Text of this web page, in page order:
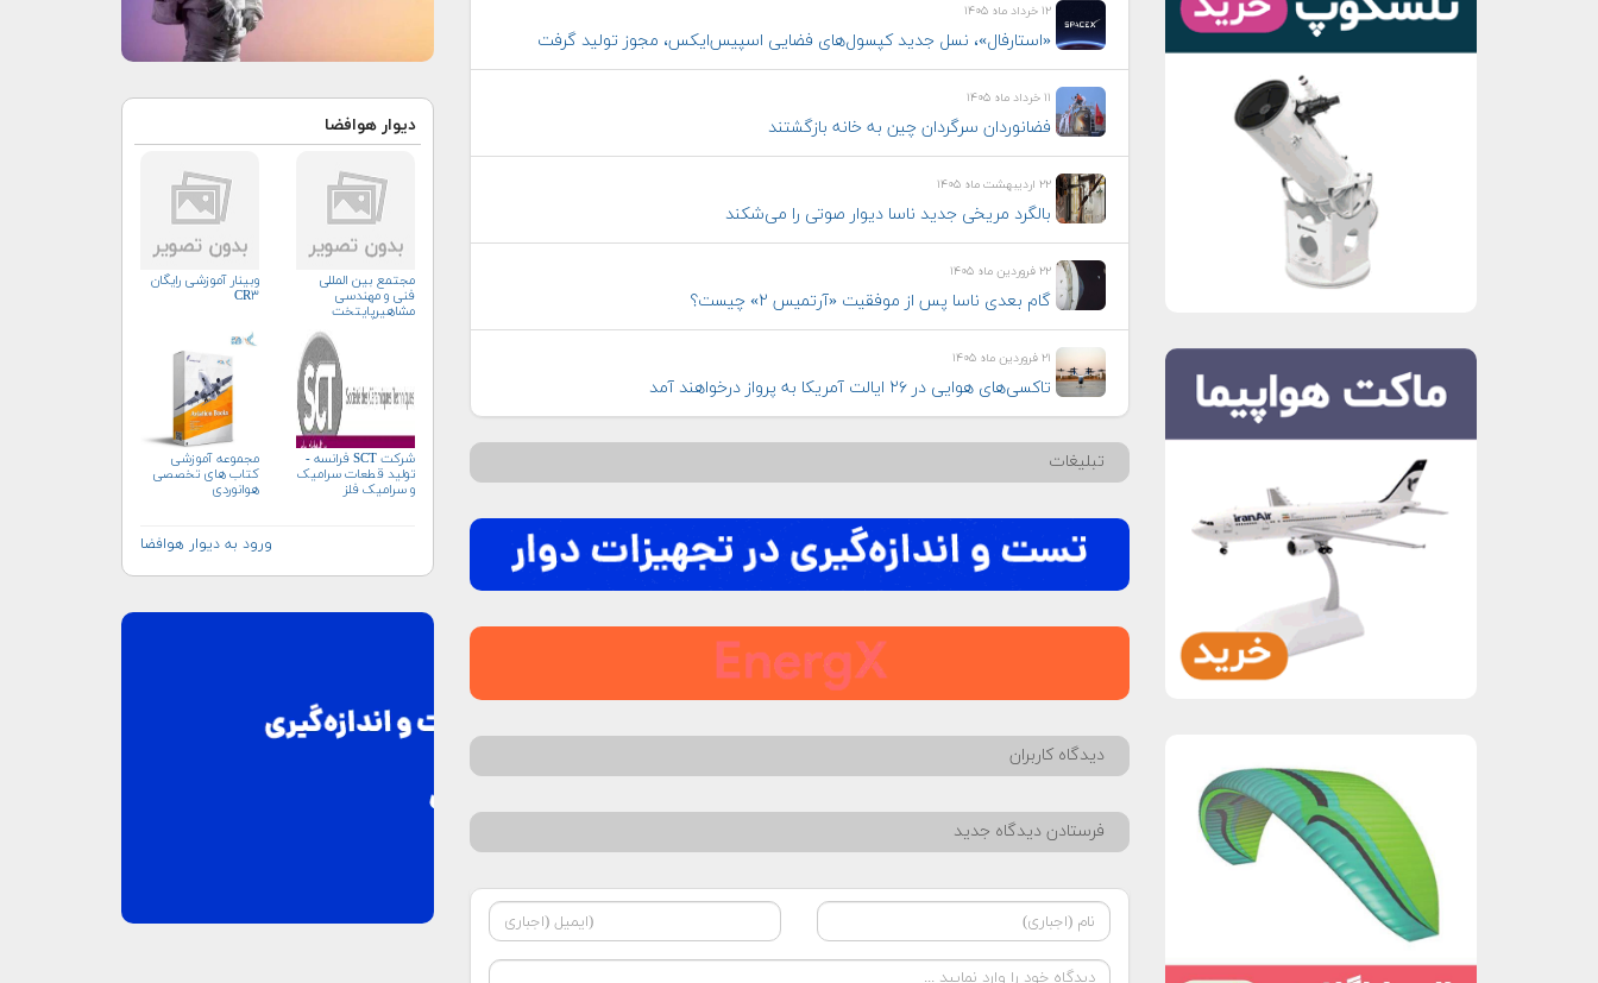
۱۲ خرداد ماه ۱۴۰۵
«استارفال»، نسل جدید کپسول‌های فضایی اسپیس‌ایکس، مجوز تولید گرفت
۱۱ خرداد ماه ۱۴۰۵
فضانوردان سرگردان چین به خانه بازگشتند
۲۲ اردیبهشت ماه ۱۴۰۵
بالگرد مریخی جدید ناسا دیوار صوتی را می‌شکند
۲۲ فروردین ماه ۱۴۰۵
گام بعدی ناسا پس از موفقیت «آرتمیس ۲» چیست؟
۲۱ فروردین ماه ۱۴۰۵
تاکسی‌های هوایی در ۲۶ ایالت آمریکا به پرواز درخواهند آمد
تبلیغات
دیدگاه کاربران
فرستادن دیدگاه جدید
دیوار هوافضا
مجتمع بین المللی
فنی و مهندسی
مشاهیرپایتخت
وبینار آموزشی رایگان
CR۳
شرکت SCT فرانسه -
تولید قطعات سرامیک
و سرامیک فلز
مجموعه آموزشی
کتاب های تخصصی
هوانوردی
ورود به دیوار هوافضا